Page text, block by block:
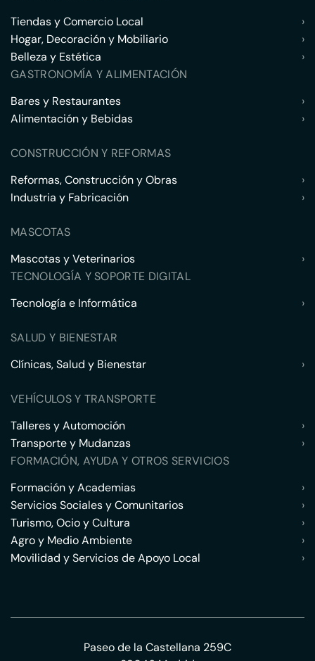
Tiendas y Comercio Local
›
Hogar, Decoración y Mobiliario
›
Belleza y Estética
›
GASTRONOMÍA Y ALIMENTACIÓN
Bares y Restaurantes
›
Alimentación y Bebidas
›
CONSTRUCCIÓN Y REFORMAS
Reformas, Construcción y Obras
›
Industria y Fabricación
›
MASCOTAS
Mascotas y Veterinarios
›
TECNOLOGÍA Y SOPORTE DIGITAL
Tecnología e Informática
›
SALUD Y BIENESTAR
Clínicas, Salud y Bienestar
›
VEHÍCULOS Y TRANSPORTE
Talleres y Automoción
›
Transporte y Mudanzas
›
FORMACIÓN, AYUDA Y OTROS SERVICIOS
Formación y Academias
›
Servicios Sociales y Comunitarios
›
Turismo, Ocio y Cultura
›
Agro y Medio Ambiente
›
Movilidad y Servicios de Apoyo Local
›
Paseo de la Castellana 259C